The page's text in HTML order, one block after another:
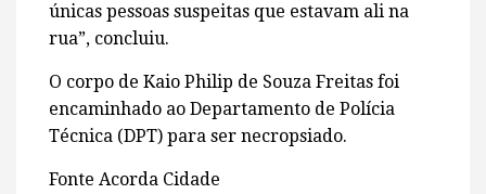
únicas pessoas suspeitas que estavam ali na
rua”, concluiu.
O corpo de Kaio Philip de Souza Freitas foi
encaminhado ao Departamento de Polícia
Técnica (DPT) para ser necropsiado.
Fonte Acorda Cidade